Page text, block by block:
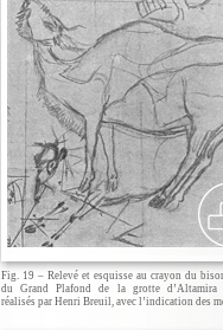
Fig. 19 – Relevé et esquisse au crayon du
du Grand Plafond de la grotte d’Altamira
réalisés par Henri Breuil, avec l’indication des